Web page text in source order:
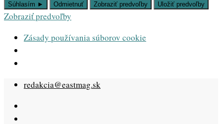
Súhlasím ► Odmietnuť Zobraziť predvoľby Uložiť predvoľby
Zobraziť predvoľby
Zásady používania súborov cookie
Skip
content
redakcia@eastmag.sk